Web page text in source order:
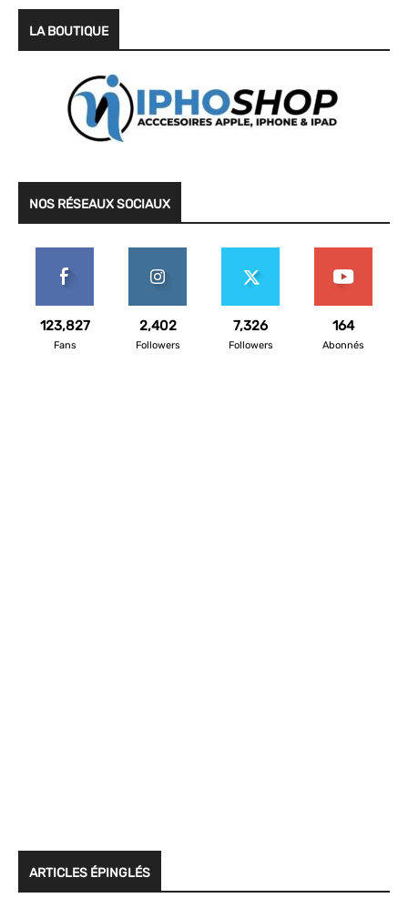
LA BOUTIQUE
NOS RÉSEAUX SOCIAUX
123,827
Fans
2,402
Followers
7,326
Followers
164
Abonnés
ARTICLES ÉPINGLÉS